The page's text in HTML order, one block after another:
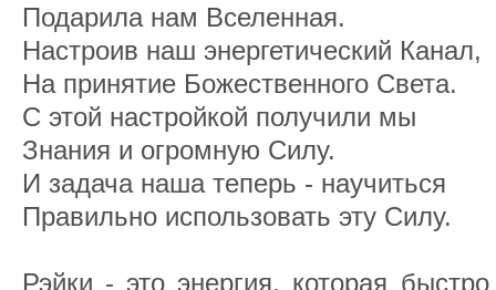
Подарила нам Вселенная.
Настроив наш энергетический Канал,
На принятие Божественного Света.
С этой настройкой получили мы
Знания и огромную Силу.
И задача наша теперь - научиться
Правильно использовать эту Силу.
Рэйки - это энергия, которая